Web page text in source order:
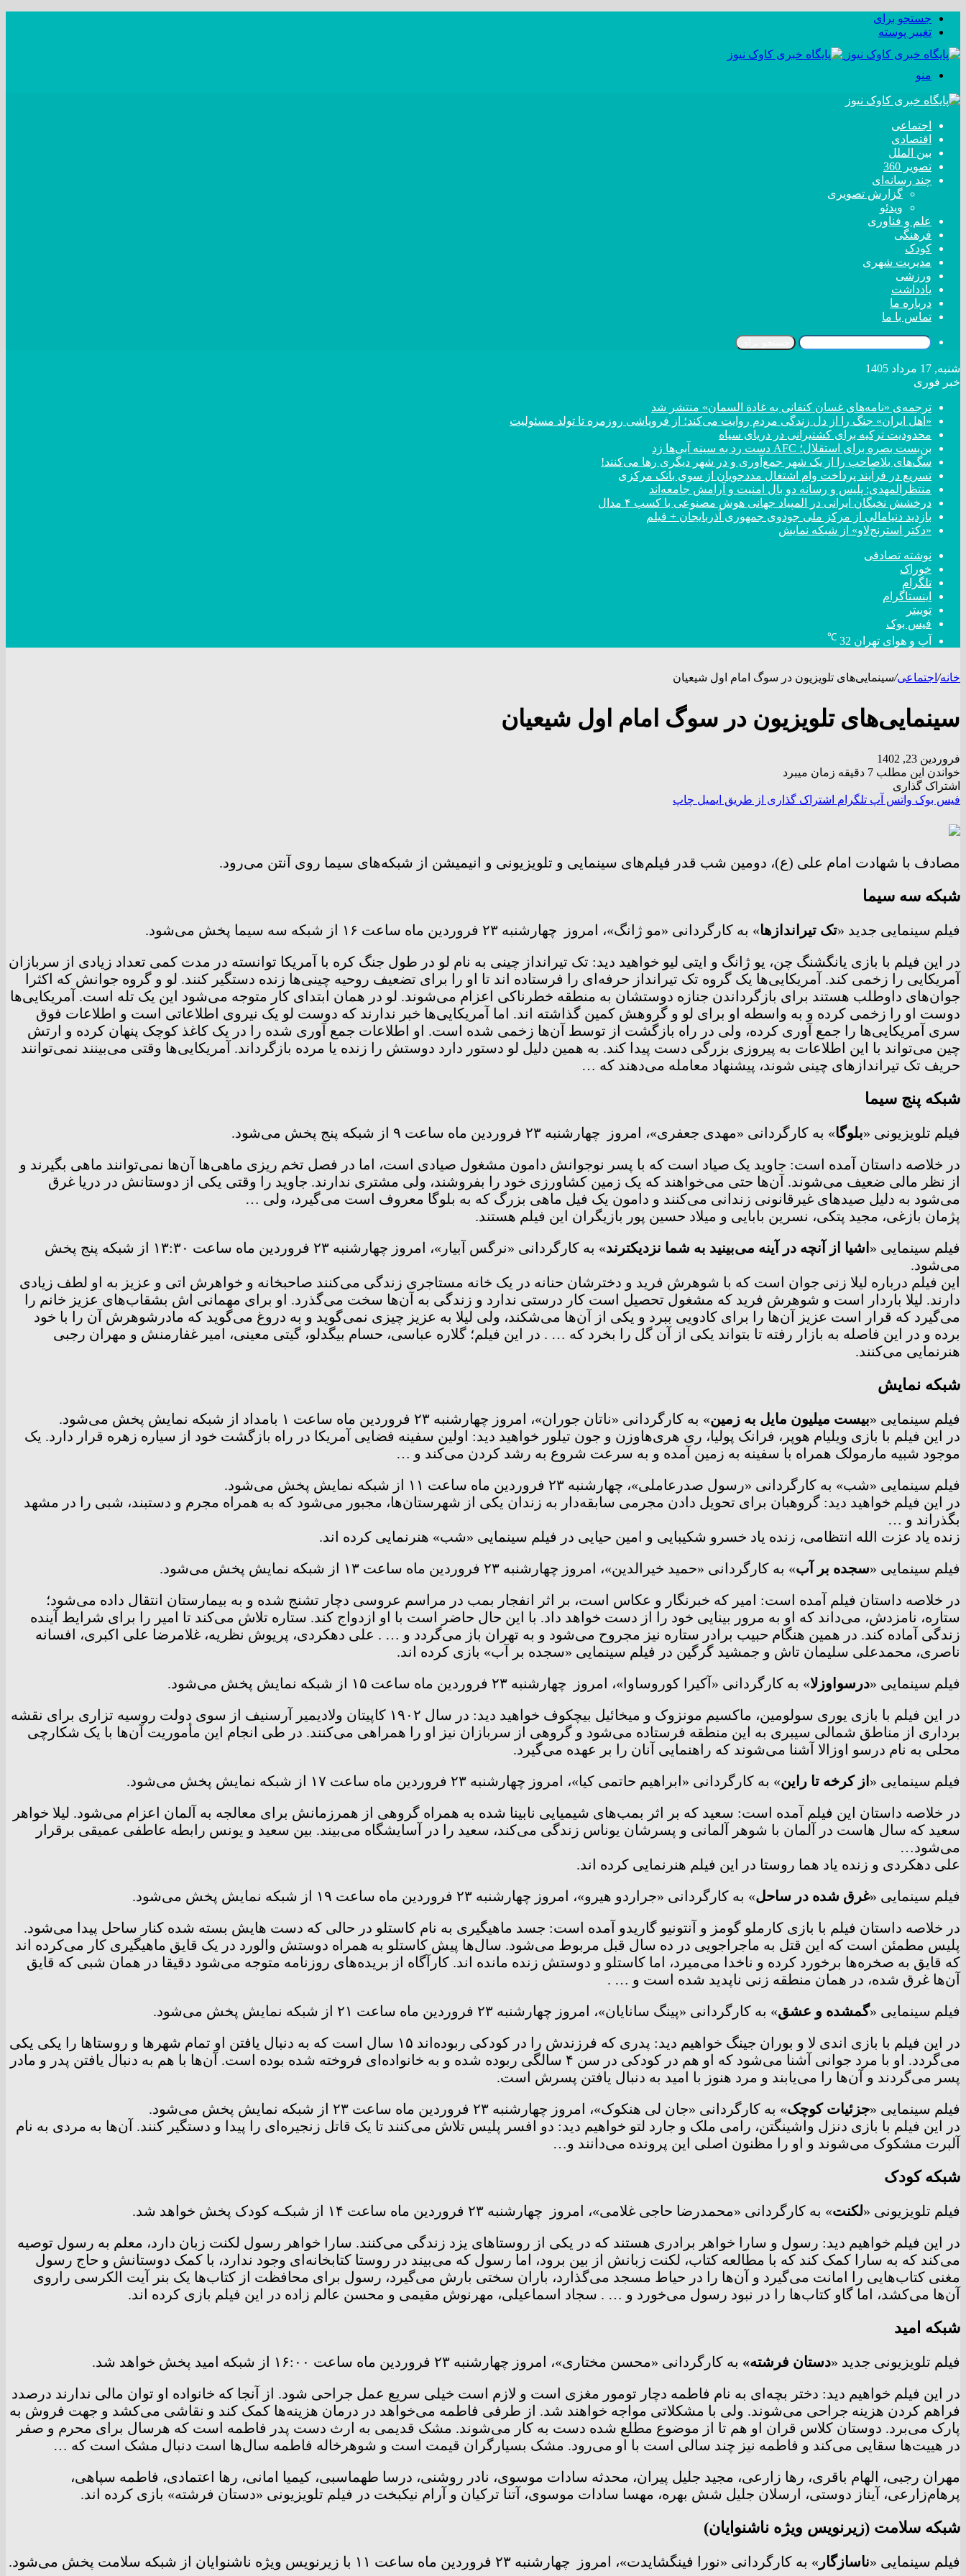
جستجو برای
تغییر پوسته
منو
اجتماعی
اقتصادی
بین الملل
تصویر 360
چند رسانه‌ای
گزارش تصویری
ویدئو
علم و فناوری
فرهنگی
کودک
مدیریت شهری
ورزشی
یادداشت
درباره ما
تماس با ما
شنبه, 17 مرداد 1405
خبر فوری
ترجمه‌ی «نامه‌های غسان کنفانی به غادة السمان» منتشر شد
«اهل ایران» جنگ را از دل زندگی مردم روایت می‌کند؛ از فروپاشی روزمره تا تولد مسئولیت
محدودیت ترکیه برای کشتیرانی در دریای سیاه
بن‌بست بصره برای استقلال؛ AFC دست رد به سینه آبی‌ها زد
سگ‌های بلاصاحب را از یک شهر جمع‌آوری و در شهر دیگری رها می‌کنند!
تسریع در فرآیند پرداخت وام اشتغال مددجویان از سوی بانک مرکزی
منتظرالمهدی: پلیس و رسانه دو بال امنیت و آرامش جامعه‌اند
درخشش نخبگان ایرانی در المپیاد جهانی هوش مصنوعی با کسب ۴ مدال
بازدید دنیامالی از مرکز ملی جودوی جمهوری آذربایجان + فیلم
«دکتر استرنج‌لاو» از شبکه نمایش
نوشته تصادفی
خوراک
تلگرام
اینستاگرام
توییتر
فیس بوک
آب و هوای تهران 32
℃
خانه/ اجتماعی/سینمایی‌های تلویزیون در سوگ امام اول شیعیان
سینمایی‌های تلویزیون در سوگ امام اول شیعیان
فروردین 23, 1402
خواندن این مطلب 7 دقیقه زمان میبرد
اشتراک گذاری
فیس بوک واتس آپ تلگرام اشتراک گذاری از طریق ایمیل چاپ
مصادف با شهادت امام علی (ع)، دومین شب قدر فیلم‌های سینمایی و تلویزیونی و انیمیشن از شبکه‌های سیما روی آنتن می‌رود.
شبکه سه سیما
فیلم سینمایی جدید «تک تیراندازها» به کارگردانی «مو ژانگ»، امروز چهارشنبه ۲۳ فروردین ماه ساعت ۱۶ از شبکه سه سیما پخش می‌شود.
در این فیلم با بازی یانگشنگ چن، یو ژانگ و ایتی لیو خواهید دید: تک تیرانداز چینی به نام لو در طول جنگ کره با آمریکا توانسته در مدت کمی تعداد زیادی از سربازان
آمریکایی را زخمی کند. آمریکایی‌ها یک گروه تک تیرانداز حرفه‌ای را فرستاده اند تا او را برای تضعیف روحیه چینی‌ها زنده دستگیر کنند. لو و گروه جوانش که اکثرا
جوان‌های داوطلب هستند برای بازگرداندن جنازه دوستشان به منطقه خطرناکی اعزام می‌شوند. لو در همان ابتدای کار متوجه می‌شود این یک تله است. آمریکایی‌ها
دوست او را زخمی کرده و به واسطه او برای لو و گروهش کمین گذاشته اند. اما آمریکایی‌ها خبر ندارند که دوست لو یک نیروی اطلاعاتی است و اطلاعات فوق
سری آمریکایی‌ها را جمع آوری کرده، ولی در راه بازگشت از توسط آن‌ها زخمی شده است. او اطلاعات جمع آوری شده را در یک کاغذ کوچک پنهان کرده و ارتش
چین می‌تواند با این اطلاعات به پیروزی بزرگی دست پیدا کند. به همین دلیل لو دستور دارد دوستش را زنده یا مرده بازگرداند. آمریکایی‌ها وقتی می‌بینند نمی‌توانند
حریف تک تیرانداز‌های چینی شوند، پیشنهاد معامله می‌دهند که …
شبکه پنج سیما
فیلم تلویزیونی «بلوگا» به کارگردانی «مهدی جعفری»، امروز چهارشنبه ۲۳ فروردین ماه ساعت ۹ از شبکه پنج پخش می‌شود.
در خلاصه داستان آمده است: جاوید یک صیاد است که با پسر نوجوانش دامون مشغول صیادی است، اما در فصل تخم ریزی ماهی‌ها آن‌ها نمی‌توانند ماهی بگیرند و
از نظر مالی ضعیف می‌شوند. آن‌ها حتی می‌خواهند که یک زمین کشاورزی خود را بفروشند، ولی مشتری ندارند. جاوید را وقتی یکی از دوستانش در دریا غرق
می‌شود به دلیل صید‌های غیرقانونی زندانی می‌کنند و دامون یک فیل ماهی بزرگ که به بلوگا معروف است می‌گیرد، ولی …
پژمان بازغی، مجید پتکی، نسرین بابایی و میلاد حسین پور بازیگران این فیلم هستند.
فیلم سینمایی « اشیا از آنچه در آینه می‌بینید به شما نزدیکترند
» به کارگردانی «نرگس آبیار»، امروز چهارشنبه ۲۳ فروردین ماه ساعت ۱۳:۳۰ از شبکه پنج پخش
می‌شود.
این فیلم درباره لیلا زنی جوان است که با شوهرش فرید و دخترشان حنانه در یک خانه مستاجری زندگی می‌کنند صاحبخانه و خواهرش اتی و عزیز به او لطف زیادی
دارند. لیلا باردار است و شوهرش فرید که مشغول تحصیل است کار درستی ندارد و زندگی به آن‌ها سخت می‌گذرد. او برای مهمانی اش بشقاب‌های عزیز خانم را
می‌گیرد که قرار است عزیز آن‌ها را برای کادویی ببرد و یکی از آن‌ها می‌شکند، ولی لیلا به عزیز چیزی نمی‌گوید و به دروغ می‌گوید که مادرشوهرش آن را با خود
برده و در این فاصله به بازار رفته تا بتواند یکی از آن گل را بخرد که … . در این فیلم؛ گلاره عباسی، حسام بیگدلو، گیتی معینی، امیر غفارمنش و مهران رجبی
هنرنمایی می‌کنند.
شبکه نمایش
فیلم سینمایی «بیست میلیون مایل به زمین» به کارگردانی «ناتان جوران»، امروز چهارشنبه ۲۳ فروردین ماه ساعت ۱ بامداد از شبکه نمایش پخش می‌شود.
در این فیلم با بازی ویلیام هوپر، فرانک پولیا، ری هری‌هاوزن و جون تیلور خواهید دید: اولین سفینه فضایی آمریکا در راه بازگشت خود از سیاره زهره قرار دارد. یک
موجود شبیه مارمولک همراه با سفینه به زمین آمده و به سرعت شروع به رشد کردن می‌کند و …
فیلم سینمایی «شب» به کارگردانی «رسول صدرعاملی»، چهارشنبه ۲۳ فروردین ماه ساعت ۱۱ از شبکه نمایش پخش می‌شود.
در این فیلم خواهید دید: گروهبان برای تحویل دادن مجرمی سابقه‌دار به زندان یکی از شهرستان‌ها، مجبور می‌شود که به همراه مجرم و دستبند، شبی را در مشهد
بگذراند و …
زنده یاد عزت الله انتظامی، زنده یاد خسرو شکیبایی و امین حیایی در فیلم سینمایی «شب» هنرنمایی کرده اند.
فیلم سینمایی «سجده بر آب» به کارگردانی «حمید خیرالدین»، امروز چهارشنبه ۲۳ فروردین ماه ساعت ۱۳ از شبکه نمایش پخش می‌شود.
در خلاصه داستان فیلم آمده است: امیر که خبرنگار و عکاس است، بر اثر انفجار بمب در مراسم عروسی دچار تشنج شده و به بیمارستان انتقال داده می‌شود؛
ستاره، نامزدش، می‌داند که او به مرور بینایی خود را از دست خواهد داد. با این حال حاضر است با او ازدواج کند. ستاره تلاش می‌کند تا امیر را برای شرایط آینده
زندگی آماده کند. در همین هنگام حبیب برادر ستاره نیز مجروح می‌شود و به تهران باز می‌گردد و … . علی دهکردی، پریوش نظریه، غلامرضا علی اکبری، افسانه
ناصری، محمدعلی سلیمان تاش و جمشید گرگین در فیلم سینمایی «سجده بر آب» بازی کرده اند.
فیلم سینمایی «درسواوزلا» به کارگردانی «آکیرا کوروساوا»، امروز چهارشنبه ۲۳ فروردین ماه ساعت ۱۵ از شبکه نمایش پخش می‌شود.
در این فیلم با بازی یوری سولومین، ماکسیم مونزوک و میخائیل بیچکوف خواهید دید: در سال ۱۹۰۲ کاپیتان ولادیمیر آرسنیف از سوی دولت روسیه تزاری برای نقشه
برداری از مناطق شمالی سیبری به این منطقه فرستاده می‌شود و گروهی از سربازان نیز او را همراهی می‌کنند. در طی انجام این مأموریت آن‌ها با یک شکارچی
محلی به نام درسو اوزالا آشنا می‌شوند که راهنمایی آنان را بر عهده می‌گیرد.
فیلم سینمایی « از کرخه تا راین» به کارگردانی «ابراهیم حاتمی کیا»، امروز چهارشنبه ۲۳ فروردین ماه ساعت ۱۷ از شبکه نمایش پخش می‌شود.
در خلاصه داستان این فیلم آمده است: سعید که بر اثر بمب‌های شیمیایی نابینا شده به همراه گروهی از همرزمانش برای معالجه به آلمان اعزام می‌شود. لیلا خواهر
سعید که سال هاست در آلمان با شوهر آلمانی و پسرشان یوناس زندگی می‌کند، سعید را در آسایشگاه می‌بیند. بین سعید و یونس رابطه عاطفی عمیقی برقرار
می‌شود…
علی دهکردی و زنده یاد هما روستا در این فیلم هنرنمایی کرده اند.
فیلم سینمایی «غرق شده در ساحل» به کارگردانی «جراردو هیرو»، امروز چهارشنبه ۲۳ فروردین ماه ساعت ۱۹ از شبکه نمایش پخش می‌شود.
در خلاصه داستان فیلم با بازی کارملو گومز و آنتونیو گاریدو آمده است: جسد ماهیگیری به نام کاستلو در حالی که دست هایش بسته شده کنار ساحل پیدا می‌شود.
پلیس مطمئن است که این قتل به ماجراجویی در ده سال قبل مربوط می‌شود. سال‌ها پیش کاستلو به همراه دوستش والورد در یک قایق ماهیگیری کار می‌کرده اند
که قایق به صخره‌ها برخورد کرده و ناخدا می‌میرد، اما کاستلو و دوستش زنده مانده اند. کارآگاه از بریده‌های روزنامه متوجه می‌شود دقیقا در همان شبی که قایق
آن‌ها غرق شده، در همان منطقه زنی ناپدید شده است و … .
فیلم سینمایی «گمشده و عشق» به کارگردانی «پینگ سانایان»، امروز چهارشنبه ۲۳ فروردین ماه ساعت ۲۱ از شبکه نمایش پخش می‌شود.
در این فیلم با بازی اندی لا و بوران جینگ خواهیم دید: پدری که فرزندش را در کودکی ربوده‌اند ۱۵ سال است که به دنبال یافتن او تمام شهر‌ها و روستا‌ها را یکی یکی
می‌گردد. او با مرد جوانی آشنا می‌شود که او هم در کودکی در سن ۴ سالگی ربوده شده و به خانواده‌ای فروخته شده بوده است. آن‌ها با هم به دنبال یافتن پدر و مادر
پسر می‌گردند و آن‌ها را می‌یابند و مرد هنوز با امید به دنبال یافتن پسرش است.
فیلم سینمایی «جزئیات کوچک» به کارگردانی «جان لی هنکوک»، امروز چهارشنبه ۲۳ فروردین ماه ساعت ۲۳ از شبکه نمایش پخش می‌شود.
در این فیلم با بازی دنزل واشینگتن، رامی ملک و جارد لتو خواهیم دید: دو افسر پلیس تلاش می‌کنند تا یک قاتل زنجیره‌ای را پیدا و دستگیر کنند. آن‌ها به مردی به نام
آلبرت مشکوک می‌شوند و او را مظنون اصلی این پرونده می‌دانند و…
شبکه کودک
فیلم تلویزیونی «لکنت» به کارگردانی «محمدرضا حاجی غلامی»، امروز چهار‌شنبه ۲۳ فروردین ماه ساعت ۱۴ از شبکـه کودک پخش خواهد شد.
در این فیلم خواهیم دید: رسول و سارا خواهر برادری هستند که در یکی از روستا‌های یزد زندگی می‌کنند. سارا خواهر رسول لکنت زبان دارد، معلم به رسول توصیه
می‌کند که به سارا کمک کند که با مطالعه کتاب، لکنت زبانش از بین برود، اما رسول که می‌بیند در روستا کتابخانه‌ای وجود ندارد، با کمک دوستانش و حاج رسول
مغنی کتاب‌هایی را امانت می‌گیرد و آن‌ها را در حیاط مسجد می‌گذارد، باران سختی بارش می‌گیرد، رسول برای محافظت از کتاب‌ها یک بنر آیت الکرسی راروی
آن‌ها می‌کشد، اما گاو کتاب‌ها را در نبود رسول می‌خورد و … . سجاد اسماعیلی، مهرنوش مقیمی و محسن عالم زاده در این فیلم بازی کرده اند.
شبکه امید
فیلم تلویزیونی جدید «دستان فرشته» به کارگردانی «محسن مختاری»، امروز چهارشنبه ۲۳ فروردین ماه ساعت ۱۶:۰۰ از شبکه امید پخش خواهد شد.
در این فیلم خواهیم دید: دختر بچه‌ای به نام فاطمه دچار تومور مغزی است و لازم است خیلی سریع عمل جراحی شود. از آنجا که خانواده او توان مالی ندارند درصدد
فراهم کردن هزینه جراحی می‌شوند. ولی با مشکلاتی مواجه خواهند شد. از طرفی فاطمه می‌خواهد در درمان هزینه‌ها کمک کند و نقاشی می‌کشد و جهت فروش به
پارک می‌برد. دوستان کلاس قران او هم تا از موضوع مطلع شده دست به کار می‌شوند. مشک قدیمی به ارث دست پدر فاطمه است که هرسال برای محرم و صفر
در هییت‌ها سقایی می‌کند و فاطمه نیز چند سالی است با او می‌رود. مشک بسیارگران قیمت است و شوهرخاله فاطمه سال‌ها است دنبال مشک است که …
مهران رجبی، الهام باقری، رها زارعی، مجید جلیل پیران، محدثه سادات موسوی، نادر روشنی، درسا طهماسبی، کیمیا امانی، رها اعتمادی، فاطمه سپاهی،
پرهام‌زارعی، آیناز دوستی، ارسلان جلیل شش بهره، مهسا سادات موسوی، آتنا ترکیان و آرام نیکبخت در فیلم تلویزیونی «دستان فرشته» بازی کرده اند.
شبکه سلامت (زیرنویس ویژه ناشنوایان)
فیلم سینمایی «ناسازگار » به کارگردانی «نورا فینگشایدت»، امروز چهارشنبه ۲۳ فروردین ماه ساعت ۱۱ با زیرنویس ویژه ناشنوایان از شبکه سلامت پخش می‌شود.